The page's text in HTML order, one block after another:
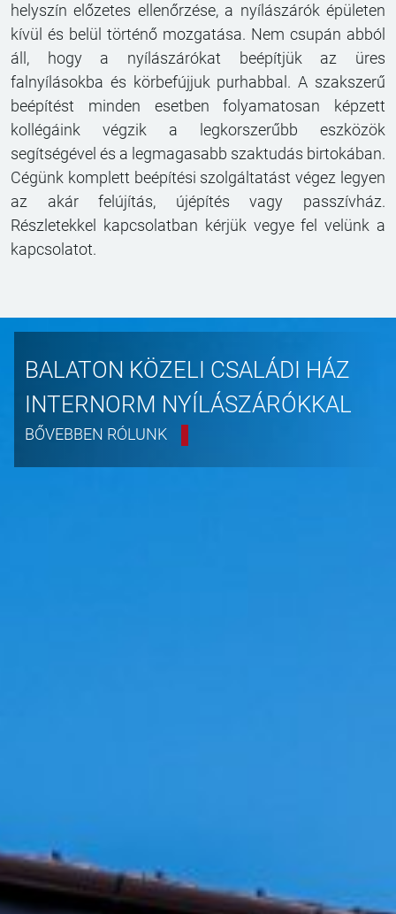
helyszín előzetes ellenőrzése, a nyílászárók épületen
kívül és belül történő mozgatása. Nem csupán abból
áll, hogy a nyílászárókat beépítjük az üres
falnyílásokba és körbefújjuk purhabbal. A szakszerű
beépítést minden esetben folyamatosan képzett
kollégáink végzik a legkorszerűbb eszközök
segítségével és a legmagasabb szaktudás birtokában.
Cégünk komplett beépítési szolgáltatást végez legyen
az akár felújítás, újépítés vagy passzívház.
Részletekkel kapcsolatban kérjük vegye fel velünk a
kapcsolatot.
BALATON KÖZELI CSALÁDI HÁZ
INTERNORM NYÍLÁSZÁRÓKKAL
BŐVEBBEN RÓLUNK